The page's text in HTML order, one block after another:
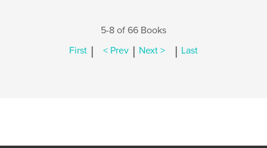
5-8 of 66 Books
First | < Prev | Next > | Last